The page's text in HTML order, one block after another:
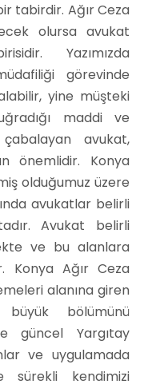
tabirdir. Ağır Ceza
olursa avukat
Yazımızda
görevinde
yine müşteki
maddi ve
avukat,
önemlidir. Konya
olduğumuz üzere
avukatlar belirli
Avukat belirli
ve bu alanlara
Konya Ağır Ceza
alanına giren
bölümünü
güncel Yargıtay
ve uygulamada
sürekli kendimizi